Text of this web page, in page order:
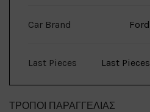
Car Brand Ford
Last Pieces Last Pieces
ΤΡΌΠΟΙ ΠΑΡΑΓΓΕΛΊΑΣ